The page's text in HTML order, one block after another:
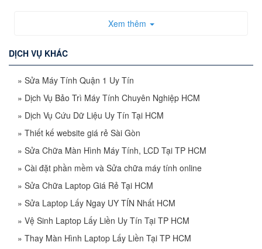
Xem thêm
DỊCH VỤ KHÁC
» Sửa Máy Tính Quận 1 Uy Tín
» Dịch Vụ Bảo Trì Máy Tính Chuyên Nghiệp HCM
» Dịch Vụ Cứu Dữ Liệu Uy Tín Tại HCM
» Thiết kế website giá rẻ Sài Gòn
» Sửa Chữa Màn Hình Máy Tính, LCD Tại TP HCM
» Cài đặt phần mềm và Sửa chữa máy tính online
» Sửa Chữa Laptop Giá Rẻ Tại HCM
» Sửa Laptop Lấy Ngay UY TÍN Nhất HCM
» Vệ Sinh Laptop Lấy Liền Uy Tín Tại TP HCM
» Thay Màn Hình Laptop Lấy Liền Tại TP HCM